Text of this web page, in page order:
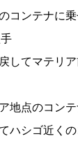
コンテナに乗
してマテリ
地点のコンテ
ハシゴ近く